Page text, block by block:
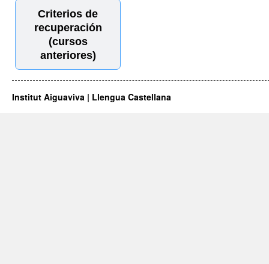
Criterios de
recuperación
(cursos
anteriores)
Institut Aiguaviva | Llengua Castellana